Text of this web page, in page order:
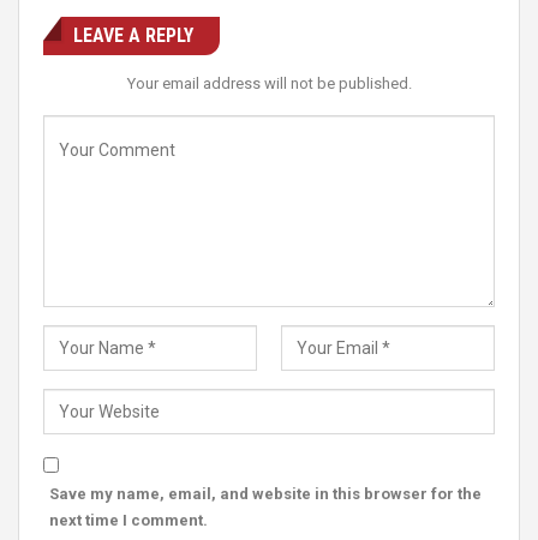
LEAVE A REPLY
Your email address will not be published.
Save my name, email, and website in this browser for the
next time I comment.